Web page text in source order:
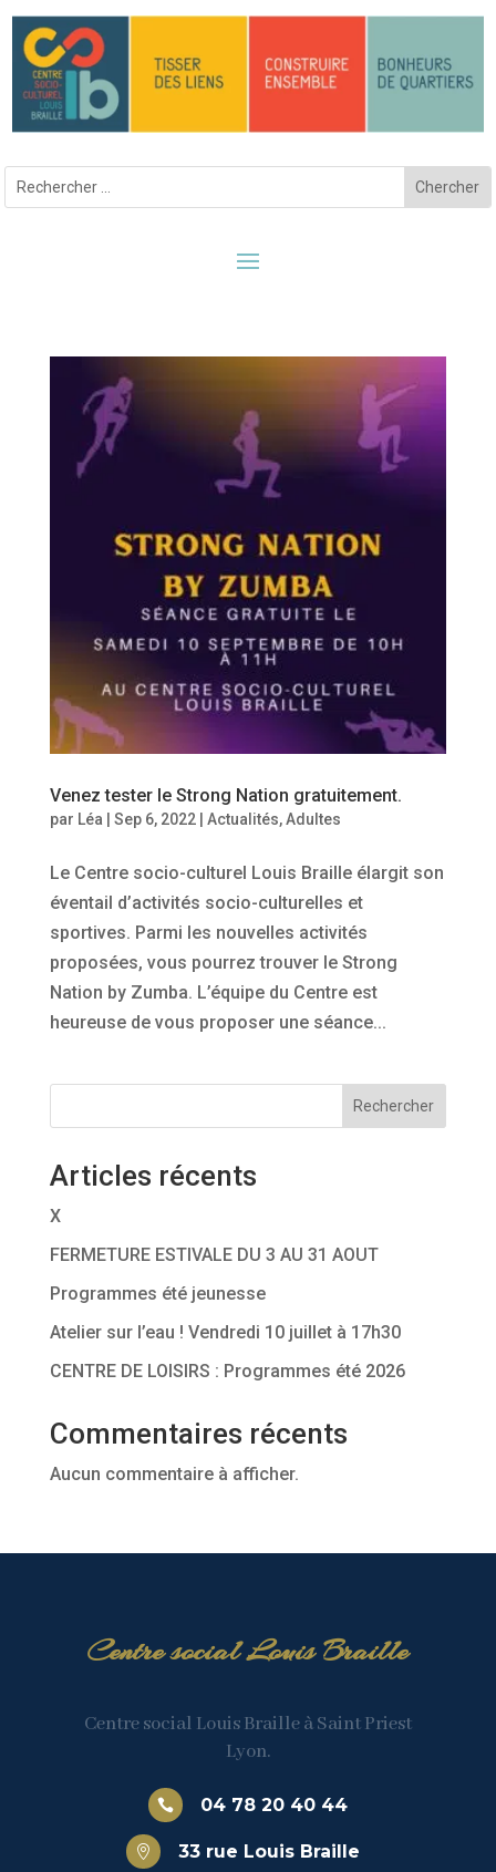
Venez tester le Strong Nation gratuitement.
par Léa Sep 6, 2022| Actualités,Adultes
Le Centre socio-culturel Louis Braille élargit son
éventail d’activités socio-culturelles et
sportives. Parmi les nouvelles activités
proposées, vous pourrez trouver le Strong
Nation by Zumba. L’équipe du Centre est
heureuse de vous proposer une séance...
Rechercher
Articles récents
X
FERMETURE ESTIVALE DU 3 AU 31 AOUT
Programmes été jeunesse
Atelier sur l’eau ! Vendredi 10 juillet à 17h30
CENTRE DE LOISIRS : Programmes été 2026
Commentaires récents
Aucun commentaire à afficher.
Centre social Louis Braille
Centre social Louis Braille à Saint Priest
Lyon.
 04 78 20 40 44

33 rue Louis Braille